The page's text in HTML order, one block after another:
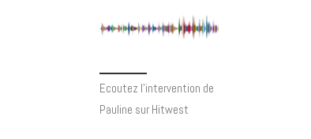
Ecoutez l’intervention de
Pauline sur Hitwest